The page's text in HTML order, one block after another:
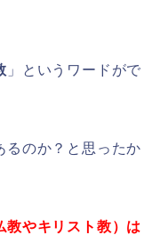
」というワードがで
るのか？と思ったか
教やキリスト教）は